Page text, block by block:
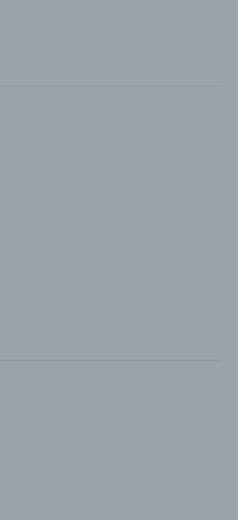
Benennung nach dem
der Mitgliedstaaten
Auftrag des
Stelle, der
bei ihr um einen Dritten
die im Rahmen eines
Stelle außer der
dem